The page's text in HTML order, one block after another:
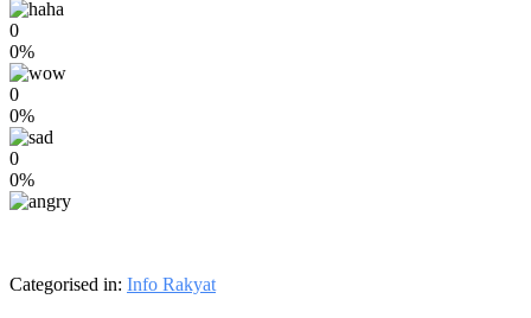
0
0%
0
0%
0
0%
Categorised in: Info Rakyat